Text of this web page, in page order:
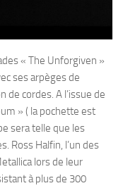
« The Unforgiven »
ses arpèges de
de cordes. A l’issue de
» ( la pochette est
sera telle que les
Ross Halfin, l’un des
lors de leur
à plus de 300